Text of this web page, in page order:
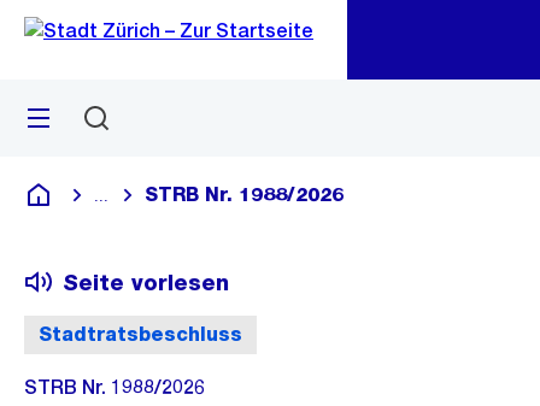
Navigation
Sprunglink
Menü
Deutsch
Blende alle Breadcrumbs ein
STRB Nr. 1988/2026
Stadtratsbeschluss
Seite vorlesen
STRB Nr. 1988/2026